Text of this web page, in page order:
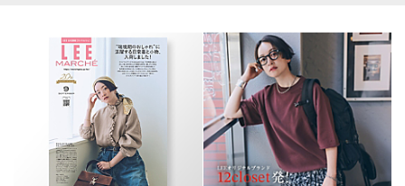
再入荷 ラスト1
在庫あり